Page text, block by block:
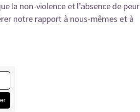
la non-violence et l’absence de peur
notre rapport à nous-mêmes et à